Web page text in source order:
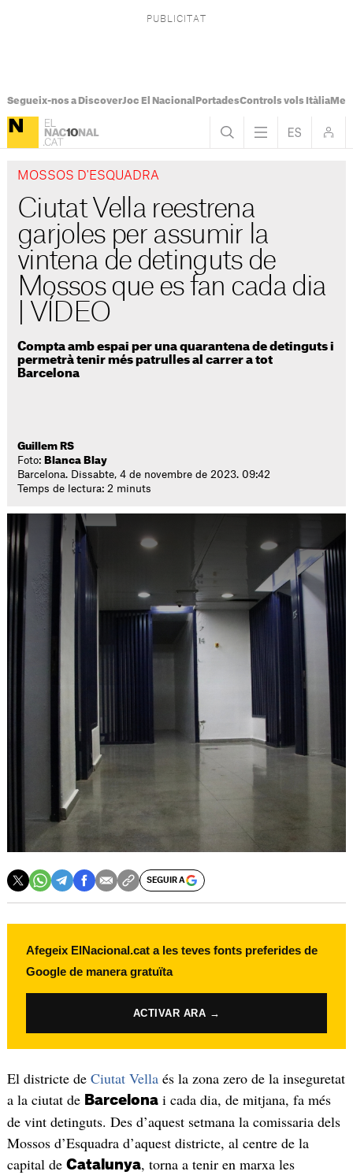
Segueix-nos a DiscoverJoc El Nacional PortadesControls vols Itàlia
MOSSOS D'ESQUADRA
Ciutat Vella reestrena
garjoles per assumir la
vintena de detinguts de
Mossos que es fan cada dia
| VÍDEO
Compta amb espai per una quarantena de detinguts i
permetrà tenir més patrulles al carrer a tot
Barcelona
Guillem RS
Foto: Blanca Blay
Barcelona. Dissabte, 4 de novembre de 2023. 09:42
Temps de lectura: 2 minuts
SEGUIR A
Afegeix ElNacional.cat a les teves fonts preferides de
Google de manera gratuïta
ACTIVAR ARA →
El districte de Ciutat Vella és la zona zero de la inseguretat
a la ciutat de Barcelonai cada dia, de mitjana, fa més
de vint detinguts. Des d’aquest setmana la comissaria dels
Mossos d’Esquadra d’aquest districte, al centre de la
capital de Catalunya, torna a tenir en marxa les